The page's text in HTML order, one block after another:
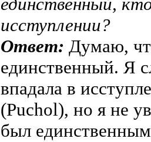
исступлении?
Ответ: Думаю,
единственный. Я
впадала в
(Puchol), но я не
был